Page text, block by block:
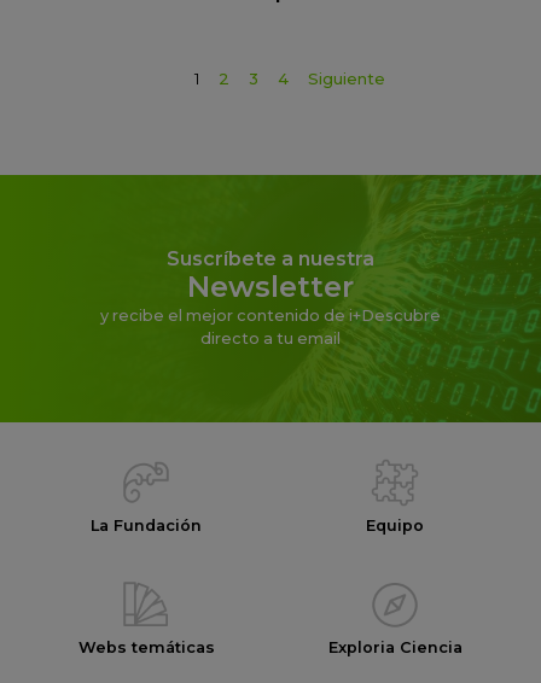
1 2 3 4 Siguiente
Suscríbete a nuestra
Newsletter
y recibe el mejor contenido de i+Descubre
directo a tu email
La Fundación Equipo
Webs temáticas Exploria Ciencia